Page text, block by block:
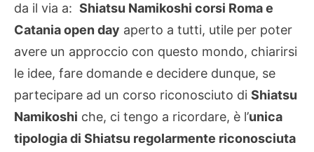
da il via a: Shiatsu Namikoshi corsi Roma e
Catania open day aperto a tutti, utile per poter
avere un approccio con questo mondo, chiarirsi
le idee, fare domande e decidere dunque, se
partecipare ad un corso riconosciuto di Shiatsu
Namikoshi che, ci tengo a ricordare, è l’unica
tipologia di Shiatsu regolarmente riconosciuta